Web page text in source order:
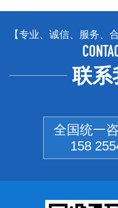
联系
全国统一
158